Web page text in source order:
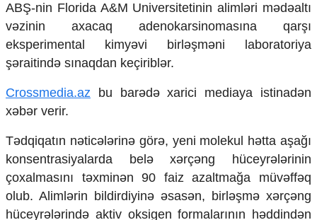
Araşdırma
Multimedia
Foto
İnfoqrafika
Podcast
Humanitar
Elm və təhsil
Mədəniyyət
Diaspor
Yüksəliş hekayəsi
ABŞ-nin Florida A&M Universitetinin alimləri mədəaltı
vəzinin axacaq adenokarsinomasına qarşı
eksperimental kimyəvi birləşməni laboratoriya
şəraitində sınaqdan keçiriblər.
Crossmedia.az bu barədə xarici mediaya istinadən
xəbər verir.
Tədqiqatın nəticələrinə görə, yeni molekul hətta aşağı
konsentrasiyalarda belə xərçəng hüceyrələrinin
çoxalmasını təxminən 90 faiz azaltmağa müvəffəq
olub. Alimlərin bildirdiyinə əsasən, birləşmə xərçəng
hüceyrələrində aktiv oksigen formalarının həddindən